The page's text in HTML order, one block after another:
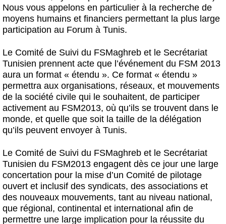
Nous vous appelons en particulier à la recherche de
moyens humains et financiers permettant la plus large
participation au Forum à Tunis.
Le Comité de Suivi du FSMaghreb et le Secrétariat
Tunisien prennent acte que l’événement du FSM 2013
aura un format « étendu ». Ce format « étendu »
permettra aux organisations, réseaux, et mouvements
de la société civile qui le souhaitent, de participer
activement au FSM2013, où qu’ils se trouvent dans le
monde, et quelle que soit la taille de la délégation
qu’ils peuvent envoyer à Tunis.
Le Comité de Suivi du FSMaghreb et le Secrétariat
Tunisien du FSM2013 engagent dès ce jour une large
concertation pour la mise d’un Comité de pilotage
ouvert et inclusif des syndicats, des associations et
des nouveaux mouvements, tant au niveau national,
que régional, continental et international afin de
permettre une large implication pour la réussite du